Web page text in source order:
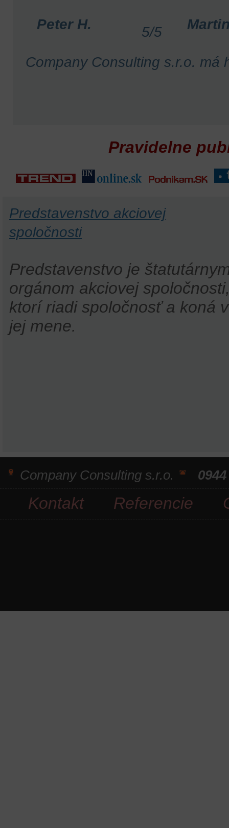
5/5
Peter H.
Company Consulting s.r.o. má
Pravidelne
Predstavenstvo akciovej
spoločnosti
Predstavenstvo je
orgánom akciovej
ktorí riadi spoločnosť a koná v
jej mene.
Company Consulting s.r.o.
Kontakt Referencie